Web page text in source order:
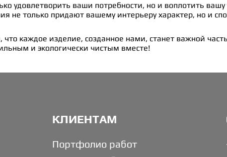
удовлетворить ваши потребности, но и воплотить
только придают вашему интерьеру характер, но и
каждое изделие, созданное нами, станет важной
и экологически чистым вместе!
КЛИЕНТАМ
Портфолио работ